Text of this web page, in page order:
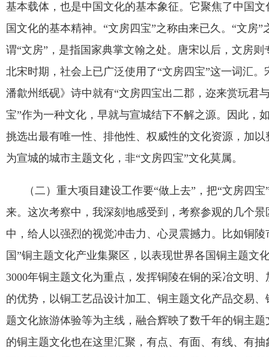
基本载体，也是中国文化的基本象征。它聚焦了中国
国文化的基本精神。 “文房四宝”之称由来已久。 “文房”
谓“文房” ，是指国家典掌文翰之处。唐宋以后，文房
北宋时期，社会上已广泛使用了“文房四宝”这一词汇。
潘歙州纸砚》诗中就有“文房四宝出二郡，迩来赏玩君
宝”作为一种文化，早就与宣城结下不解之源。因此，
挑选出最有唯一性、排他性、权威性的文化资源，加
为宣城的城市主题文化，非“文房四宝”文化莫属。
（二）重大项目建设工作要“做上去” ，把“文房四宝
来。这次考察中，我深刻地感受到，考察参观的几个
中，给人以强烈的视觉冲击力、心灵震撼力。比如铜
国”铜主题文化产业集聚区，以表现世界各国铜主题文
3000年铜主题文化为重点，发挥铜陵在铜的采冶文明
的优势，以铜工艺品设计加工、铜主题文化产品交易
题文化旅游体验等为主线，融合辉映了数千年的铜主
的铜主题文化也在这里汇聚，有点、有面、有线、有